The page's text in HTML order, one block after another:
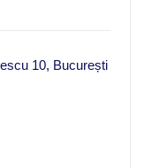
10, București